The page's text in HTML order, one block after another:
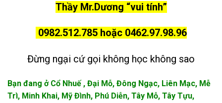
Thầy Mr.Dương “vui tính”
0982.512.785 hoặc 0462.97.98.96
Đừng ngại cứ gọi không học không sao
Bạn đang ở Cổ Nhuế , Đại Mỗ, Đông Ngạc, Liên Mạc, Mễ
Trì, Minh Khai, Mỹ Đình, Phú Diễn, Tây Mỗ, Tây Tựu,